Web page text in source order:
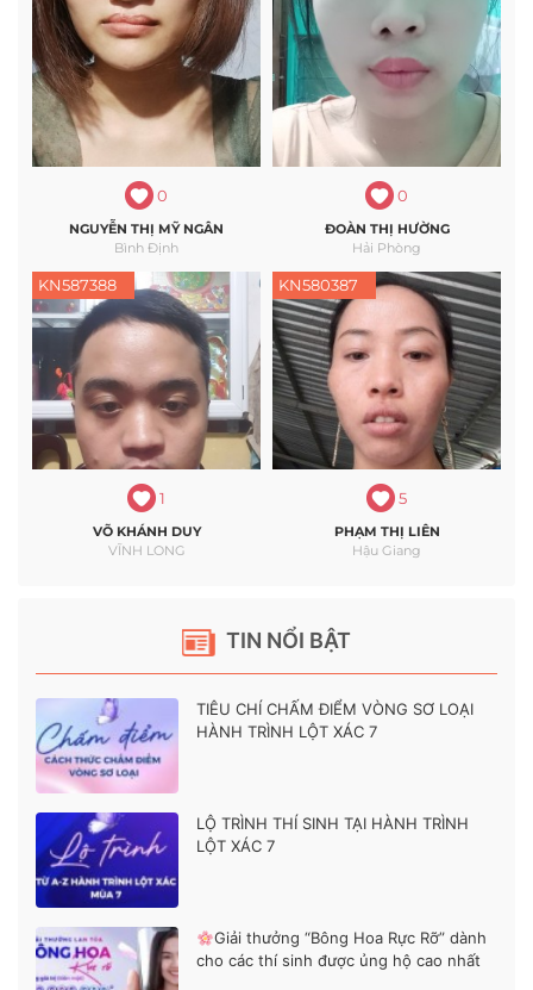
TIN NỔI BẬT
TIÊU CHÍ CHẤM ĐIỂM VÒNG SƠ LOẠI
HÀNH TRÌNH LỘT XÁC 7
LỘ TRÌNH THÍ SINH TẠI HÀNH TRÌNH
LỘT XÁC 7
Giải thưởng “Bông Hoa Rực Rỡ” dành
cho các thí sinh được ủng hộ cao nhất
0
NGUYỄN THỊ MỸ NGÂN
Bình Định
0
ĐOÀN THỊ HƯỜNG
Hải Phòng
KN587388
1
VÕ KHÁNH DUY
VĨNH LONG
KN580387
5
PHẠM THỊ LIÊN
Hậu Giang